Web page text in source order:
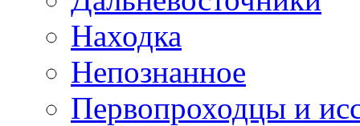
Находка
Непознанное
Первопроходцы и